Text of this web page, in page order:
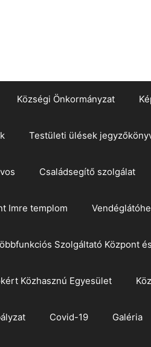
Községi Önkormányzat
Testületi ülések
Családsegítő szolgálat
Imre templom
Szolgáltató Központ
Közhasznú Egyesület
Covid-19 Galéria